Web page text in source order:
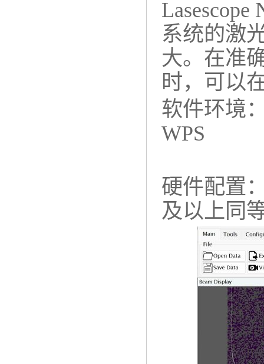
系统的激
大。在准
时，可以
软件环境
WPS
硬件配置
及以上同